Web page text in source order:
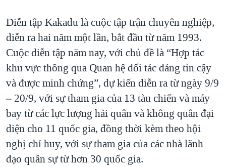
Diễn tập Kakadu là cuộc tập trận chuyên nghiệp,
diễn ra hai năm một lần, bắt đầu từ năm 1993.
Cuộc diễn tập năm nay, với chủ đề là “Hợp tác
khu vực thông qua Quan hệ đối tác đáng tin cậy
và được minh chứng”, dự kiến diễn ra từ ngày 9/9
– 20/9, với sự tham gia của 13 tàu chiến và máy
bay từ các lực lượng hải quân và không quân đại
diện cho 11 quốc gia, đồng thời kèm theo hội
nghị chỉ huy, với sự tham gia của các nhà lãnh
đạo quân sự từ hơn 30 quốc gia.